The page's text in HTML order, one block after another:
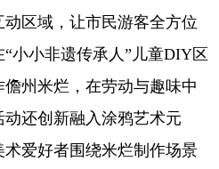
区域，让市民游客全方位
小小非遗传承人”儿童DIY区
州米烂，在劳动与趣味中
还创新融入涂鸦艺术元
爱好者围绕米烂制作场景